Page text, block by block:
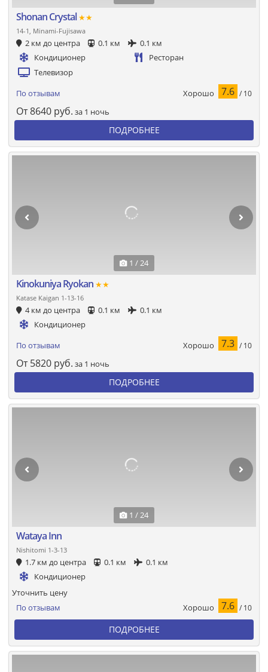
Shonan Crystal★★
14-1, Minami-Fujisawa
2 км до центра 0.1 км
0.1 км
Кондиционер
Ресторан
Телевизор
По отзывам Хорошо 7.6 / 10
От8640 руб. за 1 ночь
ПОДРОБНЕЕ
1 / 24
Kinokuniya Ryokan ★★
Katase Kaigan 1-13-16
4 км до центра 0.1 км
0.1 км
Кондиционер
По отзывам Хорошо 7.3 / 10
От 5820 руб. за 1 ночь
ПОДРОБНЕЕ
1 / 24
Wataya Inn
Nishitomi 1-3-13
1.7 км до центра 0.1 км
0.1 км
Кондиционер
По отзывам Хорошо 7.6 / 10
Уточнить цену
ПОДРОБНЕЕ